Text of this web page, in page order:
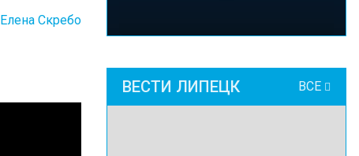
Елена Скребо
ВЕСТИ ЛИПЕЦК ВСЕ